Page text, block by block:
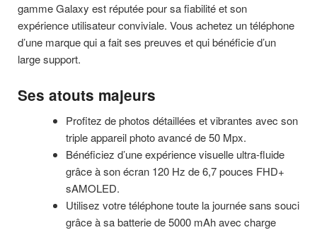
gamme Galaxy est réputée pour sa fiabilité et son
expérience utilisateur conviviale. Vous achetez un téléphone
d’une marque qui a fait ses preuves et qui bénéficie d’un
large support.
Ses atouts majeurs
Profitez de photos détaillées et vibrantes avec son
triple appareil photo avancé de 50 Mpx.
Bénéficiez d’une expérience visuelle ultra-fluide
grâce à son écran 120 Hz de 6,7 pouces FHD+
sAMOLED.
Utilisez votre téléphone toute la journée sans souci
grâce à sa batterie de 5000 mAh avec charge